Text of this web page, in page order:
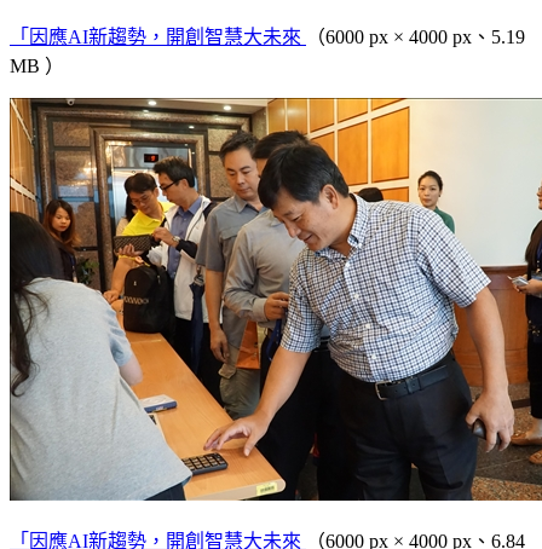
「因應AI新趨勢，開創智慧大未來
（6000 px × 4000 px、5.19
MB ）
「因應AI新趨勢，開創智慧大未來
（6000 px × 4000 px、6.84